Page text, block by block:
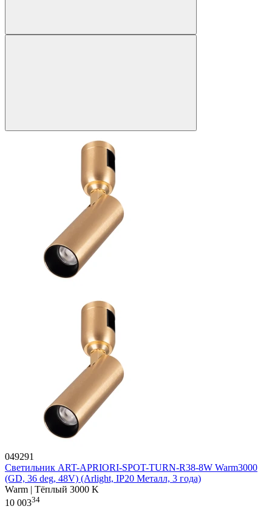
049291
Светильник ART-APRIORI-SPOT-TURN-R38-8W Warm3000
(GD, 36 deg, 48V) (Arlight, IP20 Металл, 3 года)
Warm | Тёплый 3000 K
10 00334